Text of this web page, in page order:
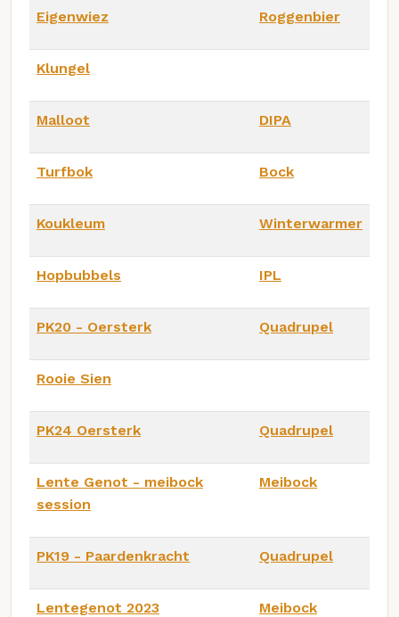
Eigenwiez Roggenbier
Klungel
Malloot DIPA
Turfbok Bock
Koukleum Winterwarmer
Hopbubbels IPL
PK20 - Oersterk Quadrupel
Rooie Sien
PK24 Oersterk Quadrupel
Lente Genot - meibock
session
Meibock
PK19 - Paardenkracht Quadrupel
Lentegenot 2023 Meibock